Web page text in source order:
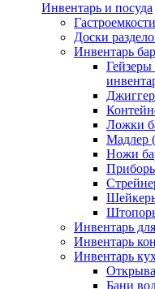
Инвентарь и посуда
Гастроемкости
Доски
Инвентарь
Ложки
Мадлер
Ножи
Инвентарь
Инвентарь
Инвентарь
Бани